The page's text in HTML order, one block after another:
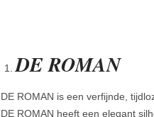
DE ROMAN
DE ROMAN is een verfijnde,
DE ROMAN heeft een elegant